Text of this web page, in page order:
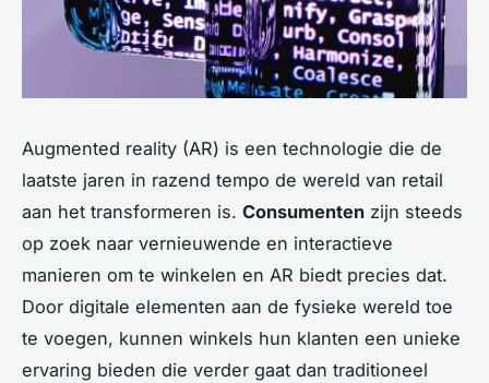
Augmented reality (AR) is een technologie die de
laatste jaren in razend tempo de wereld van retail
aan het transformeren is. Consumenten zijn steeds
op zoek naar vernieuwende en interactieve
manieren om te winkelen en AR biedt precies dat.
Door digitale elementen aan de fysieke wereld toe
te voegen, kunnen winkels hun klanten een unieke
ervaring bieden die verder gaat dan traditioneel